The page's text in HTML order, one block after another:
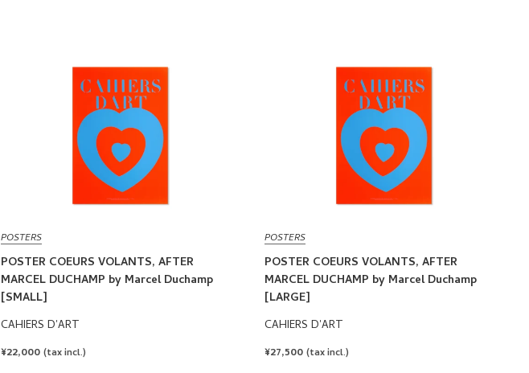
POSTERS
POSTER COEURS VOLANTS, AFTER
MARCEL DUCHAMP by Marcel Duchamp
[SMALL]
CAHIERS D'ART
REGULAR
¥22,000 (tax incl.)
POSTERS
POSTER COEURS VOLANTS, AFTER
MARCEL DUCHAMP by Marcel Duchamp
[LARGE]
CAHIERS D'ART
REGULAR
¥27,500 (tax incl.)